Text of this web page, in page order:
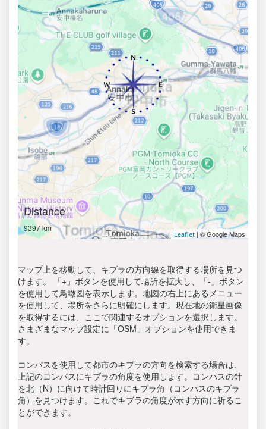
Distance
9397 km
Leaflet | © Google Maps
マップ上を移動して、キブラの方向線を取得する場所を見つ
けます。 「+」ボタンを使用して場所を拡大し、「-」ボタン
を使用して鳥瞰図を表示します。地図の右上にあるメニュー
を使用して、場所をさらに明確にします。現在地の衛星画像
を取得するには、ここで関連するオプションを選択します。
さまざまなマップ設定に「OSM」オプションを使用できま
す。
コンパスを使用して都市のキブラの方向を検索する場合は、
上記のコンパスにキブラの角度を使用します。コンパスの針
を北（N）に向けて時計回りにキブラ角（コンパスのキブラ
角）を見つけます。これでキブラの角度が示す方向に祈るこ
とができます。